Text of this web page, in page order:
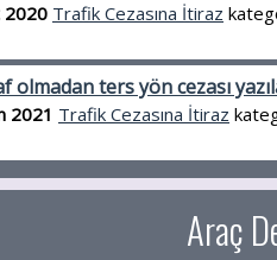
2020 Trafik Cezasına İtiraz
olmadan ters yön cezası
2021 Trafik Cezasına İtiraz
Araç